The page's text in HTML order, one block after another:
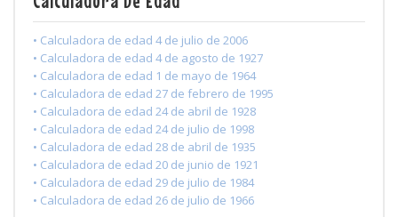
• Calculadora de edad 4 de julio de 2006
• Calculadora de edad 4 de agosto de 1927
• Calculadora de edad 1 de mayo de 1964
• Calculadora de edad 27 de febrero de 1995
• Calculadora de edad 24 de abril de 1928
• Calculadora de edad 24 de julio de 1998
• Calculadora de edad 28 de abril de 1935
• Calculadora de edad 20 de junio de 1921
• Calculadora de edad 29 de julio de 1984
• Calculadora de edad 26 de julio de 1966